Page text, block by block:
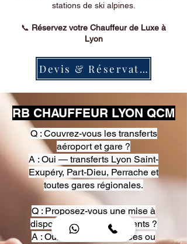
stations de ski alpines.
📞 Réservez votre Chauffeur de Luxe à
Lyon
Devis & Réservation
RB CHAUFFEUR LYON QCM
Q : Couvrez-vous les transferts
aéroport et gare ?
A : Oui — transferts Lyon Saint-
Exupéry, Part-Dieu, Perrache et
toutes gares régionales.
Q : Proposez-vous une mise à
disposition pour événements ?
A : Oui — heures, journées ou